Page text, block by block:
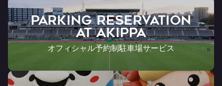
PARKING RESERVATION
AT Akippa
オフィシャル予約制駐車場サービス